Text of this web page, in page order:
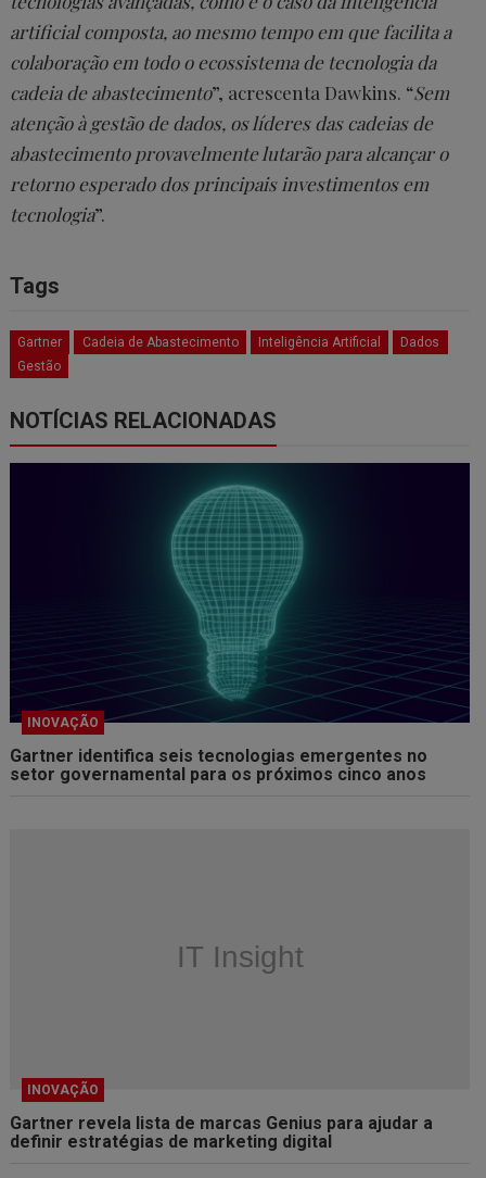
artificial composta, ao mesmo tempo em que facilita a
colaboração em todo o ecossistema de tecnologia da
cadeia de abastecimento”, acrescenta Dawkins. “Sem
atenção à gestão de dados, os líderes das cadeias de
abastecimento provavelmente lutarão para alcançar o
retorno esperado dos principais investimentos em
tecnologia”.
Tags
Gartner Cadeia de Abastecimento Inteligência Artificial
Dados
Gestão
NOTÍCIAS RELACIONADAS
INOVAÇÃO
Gartner identifica seis tecnologias emergentes no
setor governamental para os próximos cinco anos
INOVAÇÃO
Gartner revela lista de marcas Genius para ajudar a
definir estratégias de marketing digital